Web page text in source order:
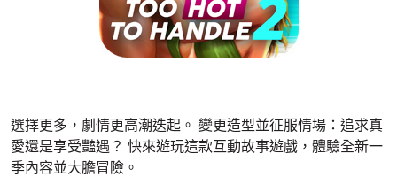
選擇更多，劇情更高潮迭起。 變更造型並征服情場：追求真
愛還是享受豔遇？ 快來遊玩這款互動故事遊戲，體驗全新一
季內容並大膽冒險。